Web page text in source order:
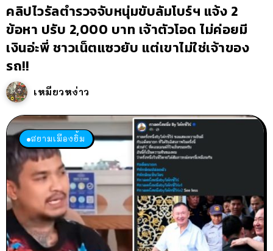
คลิปไวรัลตำรวจจับหนุ่มขับลัมโบร์ฯ แจ้ง 2
ข้อหา ปรับ 2,000 บาท เจ้าตัวโอด ไม่ค่อยมี
เงินอ่ะพี่ ชาวเน็ตแซวยับ แต่เขาไม่ใช่เจ้าของ
รถ!!
เหมียวหง่าว
สยามเมืองยิ้ม